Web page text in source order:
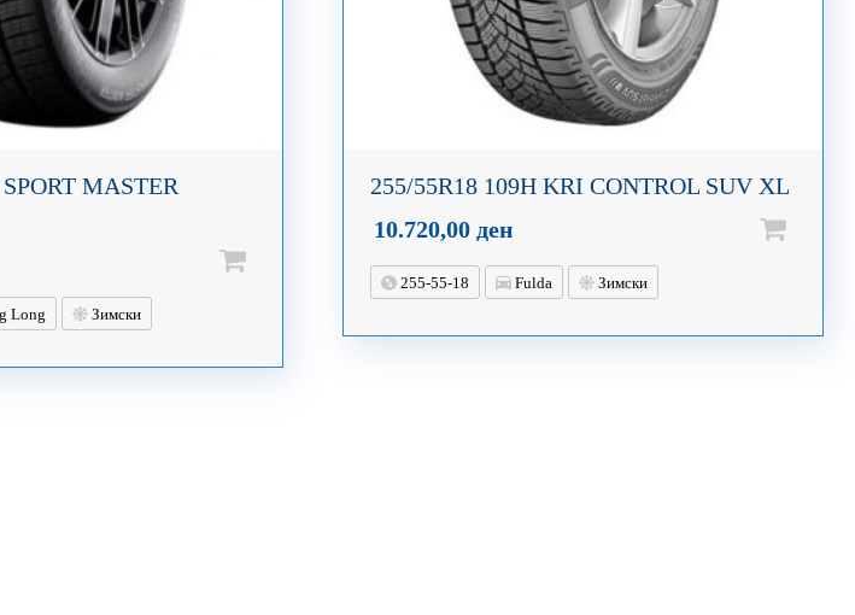
MASTER
Long Зимски
255/55R18 109H KRI CONTROL SUV XL
10.720,00ден
255-55-18 Fulda Зимски